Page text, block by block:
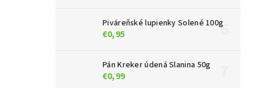
Piváreňské lupienky Solené 100g
€0,95
Pán Kreker údená Slanina 50g
€0,99